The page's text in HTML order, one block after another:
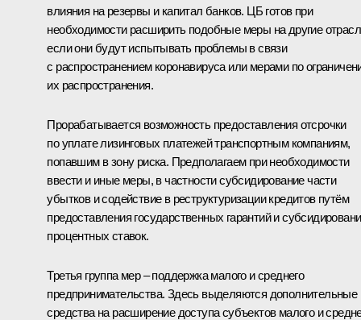
влияния на резервы и капитал банков. ЦБ готов при
необходимости расширить подобные меры на другие
если они будут испытывать проблемы в связи
с распространением коронавируса или мерами по
их распространения.
Прорабатывается возможность предоставления отсрочки
по уплате лизинговых платежей транспортным компаниям,
попавшим в зону риска. Предполагаем при необходимости
ввести и иные меры, в частности субсидирование части
убытков и содействие в реструктуризации кредитов путём
предоставления государственных гарантий и
процентных ставок.
Третья группа мер – поддержка малого и среднего
предпринимательства. Здесь выделяются дополнительные
средства на расширение доступа субъектов малого и